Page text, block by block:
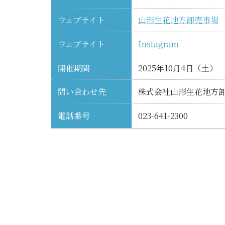
ウェブサイト 山形生花地方卸売市場
ウェブサイト Instagram
開催期間 2025年10月4日（土）
問い合わせ先 株式会社山形生花地方
電話番号 023-641-2300